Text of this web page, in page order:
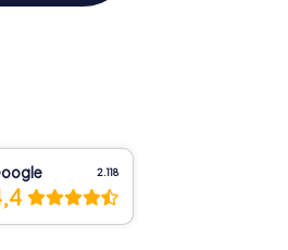
2.118